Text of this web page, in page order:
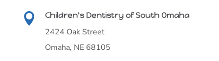
 Children's Dentistry of South Omaha
2424 Oak Street
Omaha, NE 68105